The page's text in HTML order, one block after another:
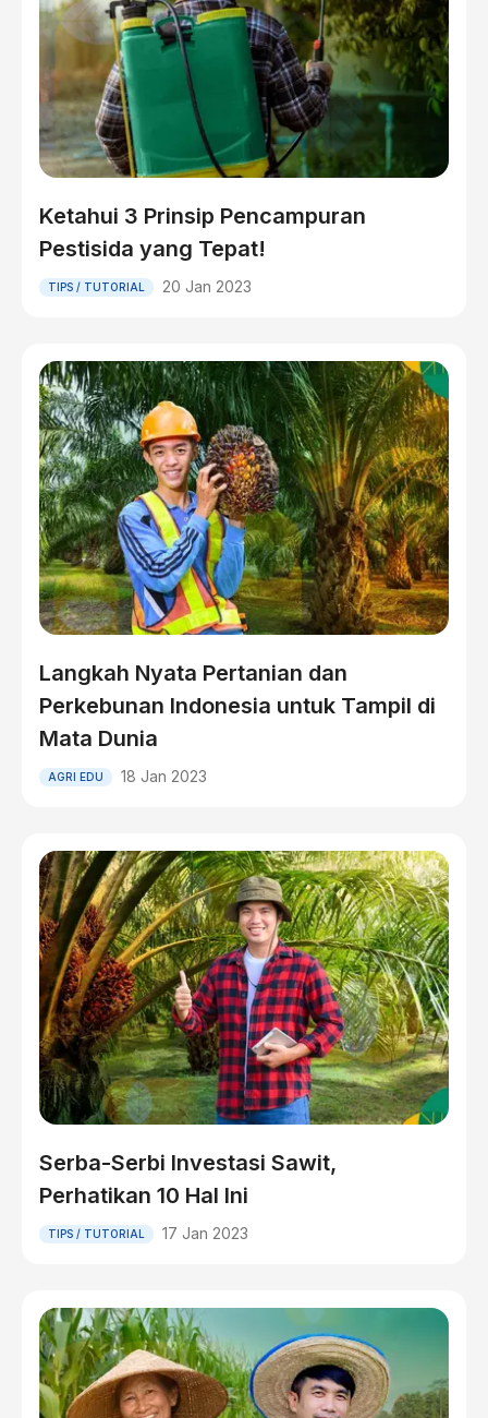
Ketahui 3 Prinsip Pencampuran
Pestisida yang Tepat!
TIPS / TUTORIAL 20 Jan 2023
Langkah Nyata Pertanian dan
Perkebunan Indonesia untuk Tampil di
Mata Dunia
AGRI EDU 18 Jan 2023
Serba-Serbi Investasi Sawit,
Perhatikan 10 Hal Ini
TIPS / TUTORIAL 17 Jan 2023